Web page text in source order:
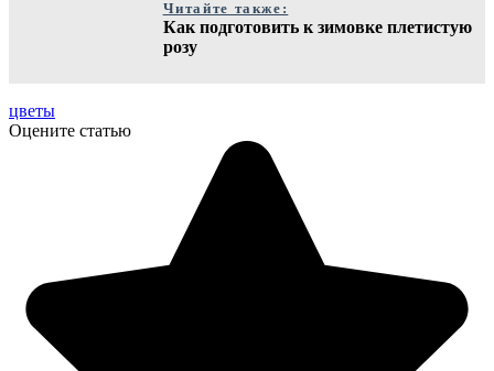
Читайте также:
Как подготовить к зимовке плетистую
розу
цветы
Оцените статью